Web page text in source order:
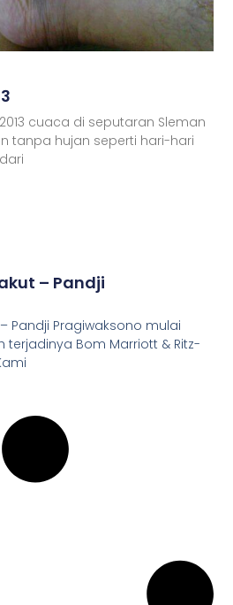
cuaca di seputaran Sleman
tanpa hujan seperti hari-hari
– Pandji
Pandji Pragiwaksono mulai
Bom Marriott & Ritz-